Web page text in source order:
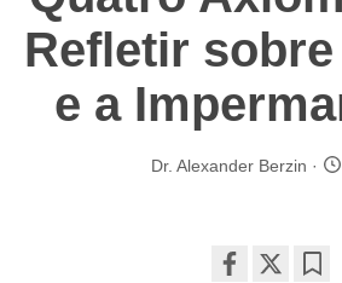
Refletir
e a
Dr. Alexander Berzin